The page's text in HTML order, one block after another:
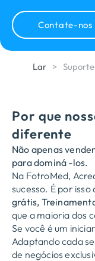
Contate-nos
Lar >
Por que
diferente
Não apenas
para dominá -los.
Na FotroMed,
sucesso. É por
grátis,
que a maioria dos
Se você é um
Adaptando cada
de negócios